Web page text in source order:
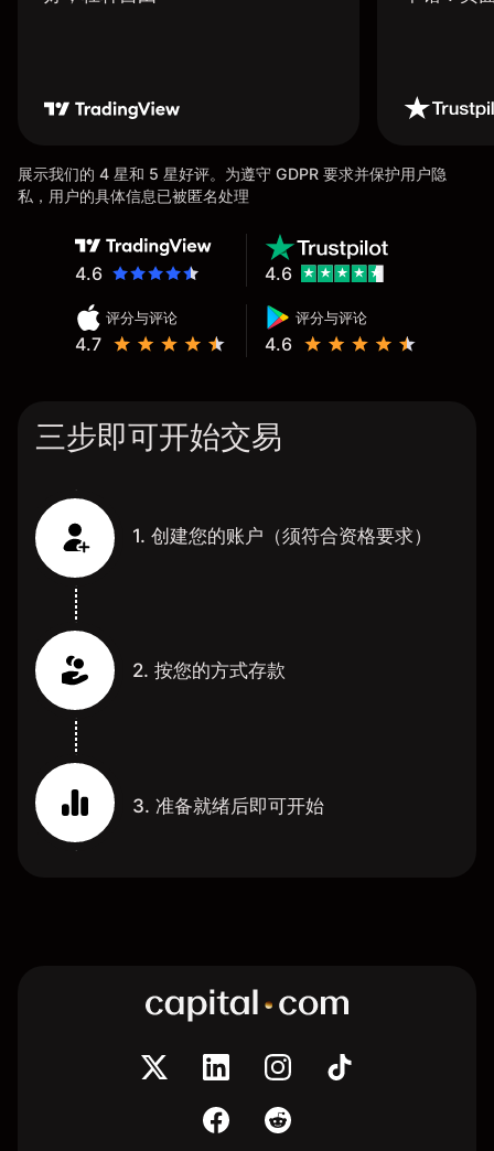
展示我们的 4 星和 5 星好评。为遵守 GDPR 要求并保护用户隐
私，用户的具体信息已被匿名处理
4.6
评分与评论
4.7
评分与评论
4.6
4.6
三步即可开始交易
1. 创建您的账户（须符合资格要求）
2. 按您的方式存款
3. 准备就绪后即可开始